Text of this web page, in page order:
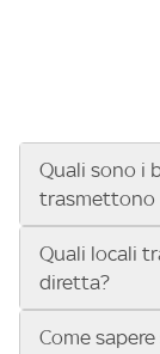
Quali sono i
trasmettono
Se cerchi un
vedere le partite
UEFA
Conference
Quali locali
diretta?
Vuoi sapere
Come